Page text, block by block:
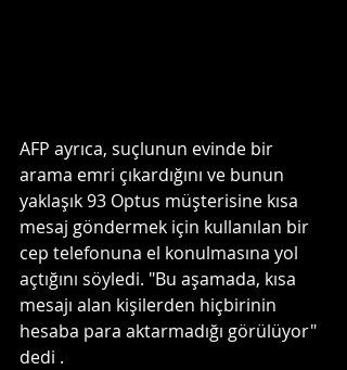
AFP ayrıca, suçlunun evinde bir
arama emri çıkardığını ve bunun
yaklaşık 93 Optus müşterisine kısa
mesaj göndermek için kullanılan bir
cep telefonuna el konulmasına yol
açtığını söyledi. "Bu aşamada, kısa
mesajı alan kişilerden hiçbirinin
hesaba para aktarmadığı görülüyor"
dedi .